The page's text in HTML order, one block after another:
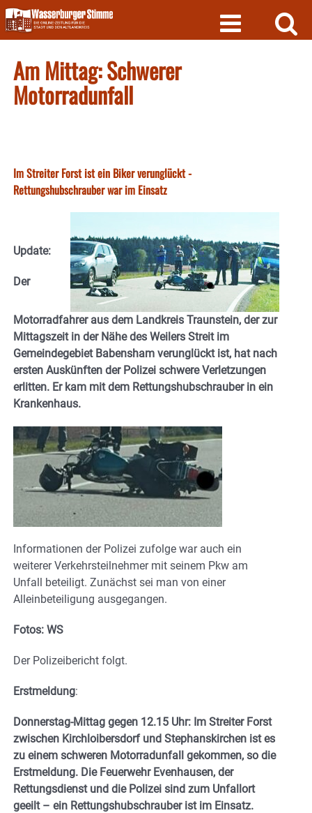
Skip
to
content
Am Mittag: Schwerer
Motorradunfall
Im Streiter Forst ist ein Biker verunglückt -
Rettungshubschrauber war im Einsatz
Update:
Der
Motorradfahrer aus dem Landkreis Traunstein, der zur
Mittagszeit in der Nähe des Weilers Streit im
Gemeindegebiet Babensham verunglückt ist, hat nach
ersten Auskünften der Polizei schwere Verletzungen
erlitten. Er kam mit dem Rettungshubschrauber in ein
Krankenhaus.
Informationen der Polizei zufolge war auch ein
weiterer Verkehrsteilnehmer mit seinem Pkw am
Unfall beteiligt. Zunächst sei man von einer
Alleinbeteiligung ausgegangen.
Fotos: WS
Der Polizeibericht folgt.
Erstmeldung:
Donnerstag-Mittag gegen 12.15 Uhr: Im Streiter Forst
zwischen Kirchloibersdorf und Stephanskirchen ist es
zu einem schweren Motorradunfall gekommen, so die
Erstmeldung. Die Feuerwehr Evenhausen, der
Rettungsdienst und die Polizei sind zum Unfallort
geeilt – ein Rettungshubschrauber ist im Einsatz.